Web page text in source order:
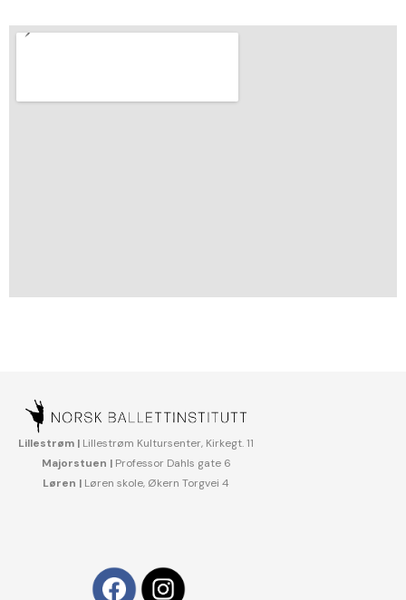
Lillestrøm | Lillestrøm Kultursenter, Kirkegt. 11
Majorstuen | Professor Dahls gate 6
Løren | Løren skole, Økern Torgvei 4